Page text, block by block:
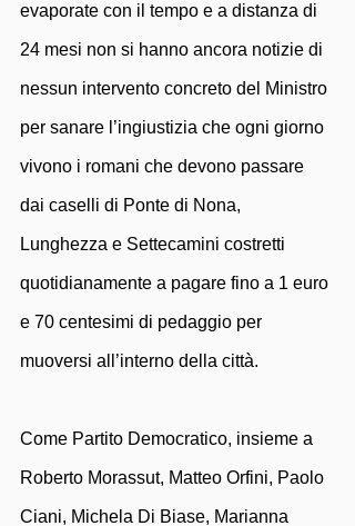
evaporate con il tempo e a distanza di
24 mesi non si hanno ancora notizie di
nessun intervento concreto del Ministro
per sanare l’ingiustizia che ogni giorno
vivono i romani che devono passare
dai caselli di Ponte di Nona,
Lunghezza e Settecamini costretti
quotidianamente a pagare fino a 1 euro
e 70 centesimi di pedaggio per
muoversi all’interno della città.
Come Partito Democratico, insieme a
Roberto Morassut, Matteo Orfini, Paolo
Ciani, Michela Di Biase, Marianna